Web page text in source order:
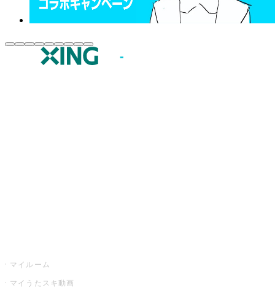
マイルーム
マイうたスキ動画